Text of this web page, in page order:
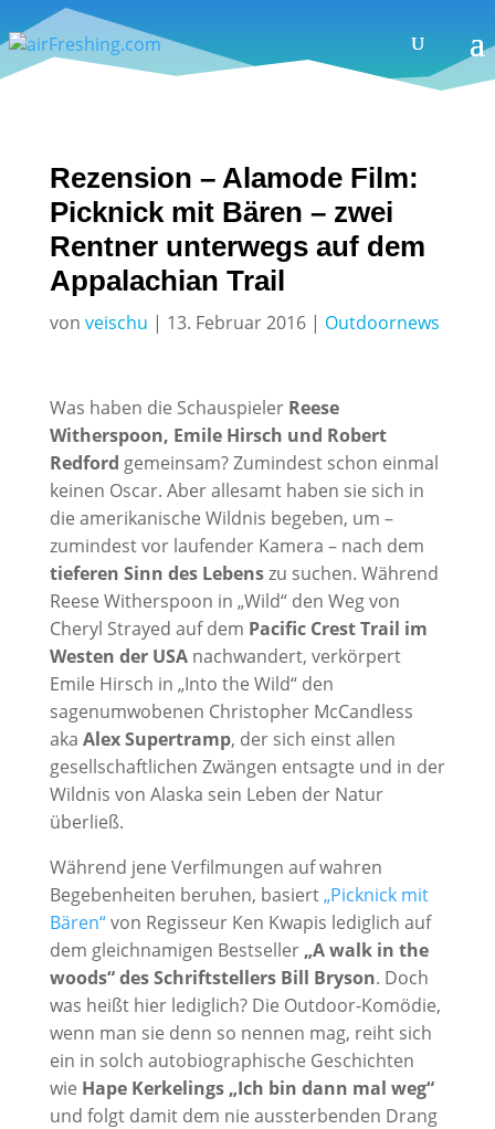
Rezension – Alamode Film:
Picknick mit Bären – zwei
Rentner unterwegs auf dem
Appalachian Trail
von veischu | 13. Februar 2016| Outdoornews
Was haben die Schauspieler Reese
Witherspoon, Emile Hirsch und Robert
Redford gemeinsam? Zumindest schon einmal
keinen Oscar. Aber allesamt haben sie sich in
die amerikanische Wildnis begeben, um –
zumindest vor laufender Kamera – nach dem
tieferen Sinn des Lebenszu suchen. Während
Reese Witherspoon in „Wild“ den Weg von
Cheryl Strayed auf dem Pacific Crest Trail im
Westen der USAnachwandert, verkörpert
Emile Hirsch in „Into the Wild“ den
sagenumwobenen Christopher McCandless
aka Alex Supertramp, der sich einst allen
gesellschaftlichen Zwängen entsagte und in der
Wildnis von Alaska sein Leben der Natur
überließ.
Während jene Verfilmungen auf wahren
Begebenheiten beruhen, basiert„Picknick mit
Bären“von Regisseur Ken Kwapis lediglich auf
dem gleichnamigen Bestseller „A walk in the
woods“ des Schriftstellers Bill Bryson. Doch
was heißt hier lediglich? Die Outdoor-Komödie,
wenn man sie denn so nennen mag, reiht sich
ein in solch autobiographische Geschichten
wie Hape Kerkelings „Ich bin dann mal weg“
und folgt damit dem nie aussterbenden Drang